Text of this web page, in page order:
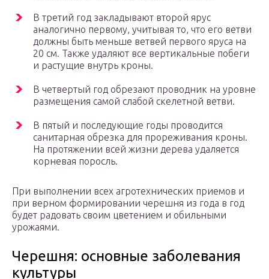
В третий год закладывают второй ярус
аналогично первому, учитывая то, что его ветви
должны быть меньше ветвей первого яруса на
20 см. Также удаляют все вертикальные побеги
и растущие внутрь кроны.
В четвертый год обрезают проводник на уровне
размещения самой слабой скелетной ветви.
В пятый и последующие годы проводится
санитарная обрезка для прореживания кроны.
На протяжении всей жизни дерева удаляется
корневая поросль.
При выполнении всех агротехнических приемов и
при верном формировании черешня из года в год
будет радовать своим цветением и обильными
урожаями.
Черешня: основные заболевания
культуры